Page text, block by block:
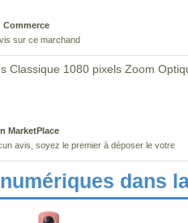
Commerce
sur ce marchand
Classique 1080 pixels Zoom
MarketPlace
avis, soyez le premier à déposer le votre
dans